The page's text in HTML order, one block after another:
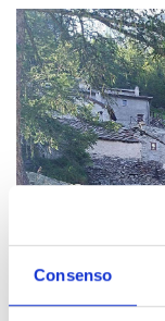
Consenso